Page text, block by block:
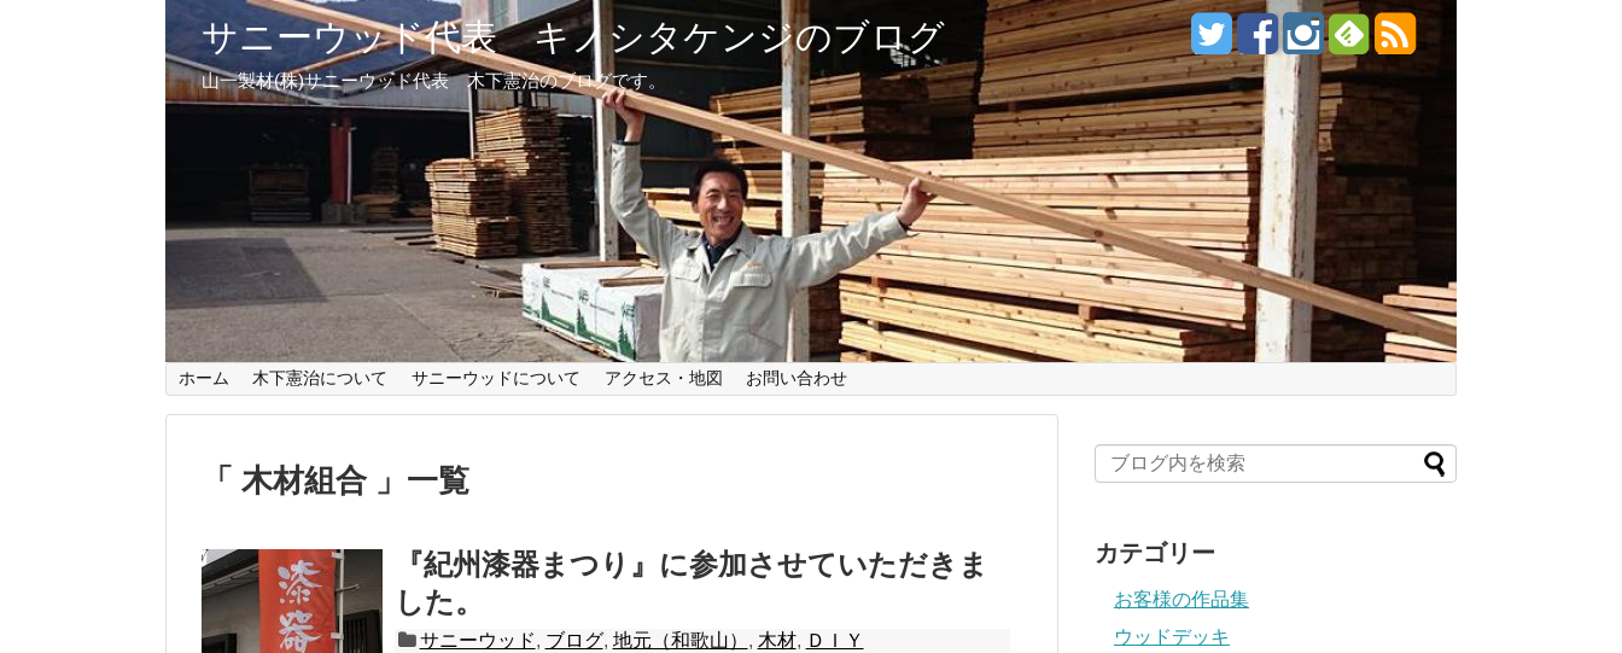
サニーウッド代表 キノシタケンジのブログ
山一製材(株)サニーウッド代表 木下憲治のブログです。
ホーム 木下憲治について サニーウッドについて アクセス・地図 お問い合わせ
木材組合 一覧
『紀州漆器まつり』に参加させていただきま
した。
サニーウッド, ブログ, 地元（和歌山） , 木材, ＤＩＹ
カテゴリー
お客様の作品集
ウッドデッキ